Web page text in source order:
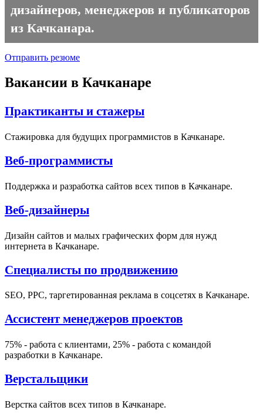
дизайнеров, менеджеров и публикаторов
из Качканара.
Отправить резюме
Вакансии в Качканаре
Практиканты и стажеры
Стажировка для будущих программистов в Качканаре.
Веб-программисты
Поддержка и разработка сайтов всех типов в Качканаре.
Веб-дизайнеры
Дизайн сайтов и малых графических форм для нужд
интернета в Качканаре.
Специалисты по продвижению
SEO, PPC, таргетированная реклама в соцсетях в Качканаре.
Ассистент менеджеров проектов
75% - работа с клиентами, 25% - работа с командой
разработки в Качканаре.
Верстальщики
Верстка сайтов всех типов в Качканаре.